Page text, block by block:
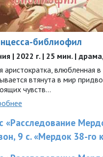
библиофил
| 2022 г. | 25 мин. |
аристократка, влюбленная в
втянута в мир
чувств…
«Расследование
9 с. «Мердок 38-го